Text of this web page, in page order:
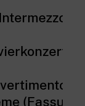
(Fassung